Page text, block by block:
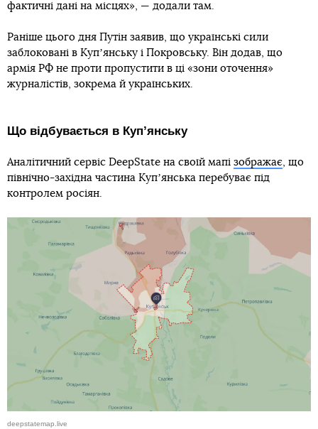
фактичні дані на місцях», — додали там.
Раніше цього дня Путін заявив, що українські сили
заблоковані в Купʼянську і Покровську. Він додав, що
армія РФ не проти пропустити в ці «зони оточення»
журналістів, зокрема й українських.
Що відбувається в Купʼянську
Аналітичний сервіс DeepState на своїй мапі зображає, що
північно-західна частина Купʼянська перебуває під
контролем росіян.
deepstatemap.live